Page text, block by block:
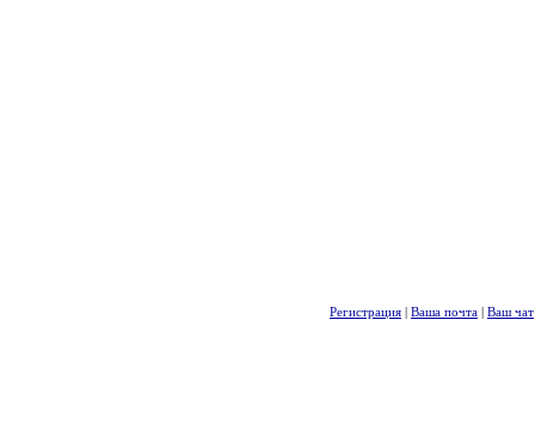
Регистрация | Ваша почта | Ваш чат